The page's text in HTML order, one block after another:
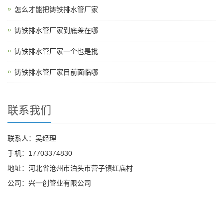
怎么才能把铸铁排水管厂家
铸铁排水管厂家到底差在哪
铸铁排水管厂家一个也是批
铸铁排水管厂家目前面临哪
联系我们
联系人：吴经理
手机：17703374830
地址：河北省沧州市泊头市营子镇红庙村
公司：兴一创管业有限公司